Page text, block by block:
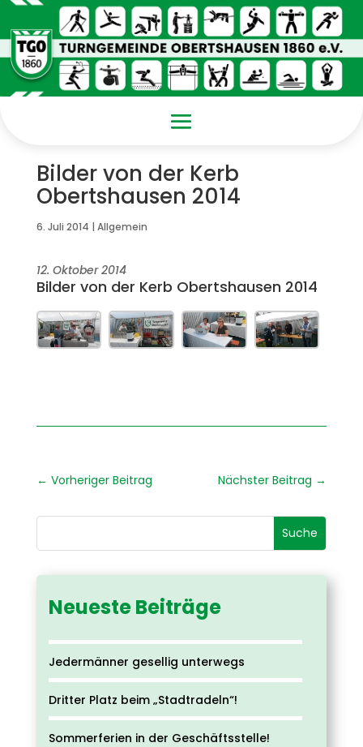
Bilder von der Kerb
Obertshausen 2014
6. Juli 2014 | Allgemein
12. Oktober 2014
Bilder von der Kerb Obertshausen 2014
← Vorheriger Beitrag Nächster Beitrag →
Neueste Beiträge
Jedermänner gesellig unterwegs
Dritter Platz beim „Stadtradeln“!
Sommerferien in der Geschäftsstelle!